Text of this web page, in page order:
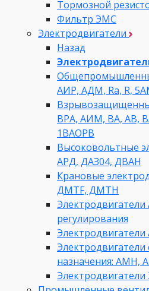
Тормозной
Фильтр ЭМС
Электродвигатели
Назад
АИР, АДМ, Ra, R,
ВРА, АИМ, ВА, АВ,
1ВАОРВ
Высоковольтные
АРД, ДАЗ04, ДВАН
Крановые
ДMTF, ДМТН
регулирования
Электродвигатели
назначения: АМН,